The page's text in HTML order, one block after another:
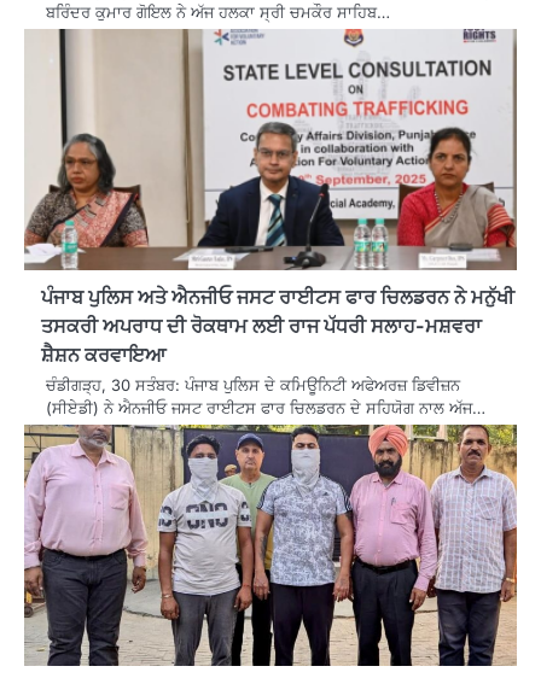
ਬਰਿੰਦਰ ਕੁਮਾਰ ਗੋਇਲ ਨੇ ਅੱਜ ਹਲਕਾ ਸ੍ਰੀ ਚਮਕੌਰ ਸਾਹਿਬ…
ਪੰਜਾਬ ਪੁਲਿਸ ਅਤੇ ਐਨਜੀਓ ਜਸਟ ਰਾਈਟਸ ਫਾਰ ਚਿਲਡਰਨ ਨੇ ਮਨੁੱਖੀ
ਤਸਕਰੀ ਅਪਰਾਧ ਦੀ ਰੋਕਥਾਮ ਲਈ ਰਾਜ ਪੱਧਰੀ ਸਲਾਹ-ਮਸ਼ਵਰਾ
ਸ਼ੈਸ਼ਨ ਕਰਵਾਇਆ
ਚੰਡੀਗੜ੍ਹ, 30 ਸਤੰਬਰ: ਪੰਜਾਬ ਪੁਲਿਸ ਦੇ ਕਮਿਊਨਿਟੀ ਅਫੇਅਰਜ਼ ਡਿਵੀਜ਼ਨ
(ਸੀਏਡੀ) ਨੇ ਐਨਜੀਓ ਜਸਟ ਰਾਈਟਸ ਫਾਰ ਚਿਲਡਰਨ ਦੇ ਸਹਿਯੋਗ ਨਾਲ ਅੱਜ…